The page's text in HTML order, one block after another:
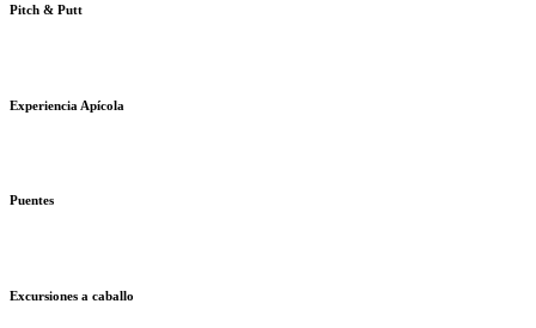
Pitch & Putt
Experiencia Apícola
Puentes
Excursiones a caballo